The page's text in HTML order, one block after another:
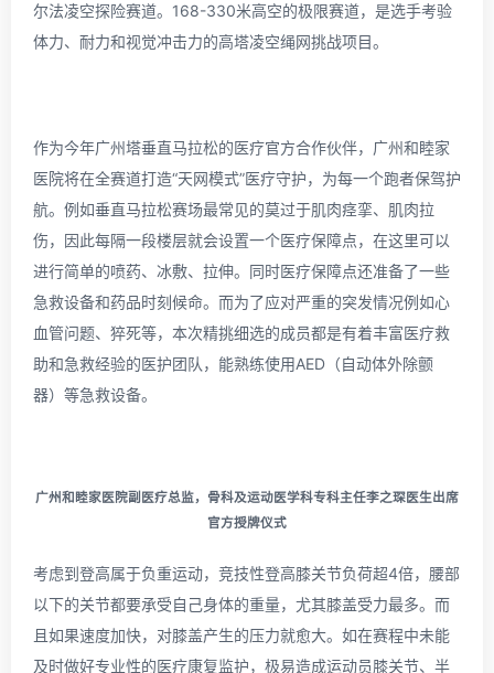
尔法凌空探险赛道。168-330米高空的极限赛道，是选手考验
体力、耐力和视觉冲击力的高塔凌空绳网挑战项目。
作为今年广州塔垂直马拉松的医疗官方合作伙伴，广州和睦家
医院将在全赛道打造“天网模式”医疗守护，为每一个跑者保驾护
航。例如垂直马拉松赛场最常见的莫过于肌肉痉挛、肌肉拉
伤，因此每隔一段楼层就会设置一个医疗保障点，在这里可以
进行简单的喷药、冰敷、拉伸。同时医疗保障点还准备了一些
急救设备和药品时刻候命。而为了应对严重的突发情况例如心
血管问题、猝死等，本次精挑细选的成员都是有着丰富医疗救
助和急救经验的医护团队，能熟练使用AED（自动体外除颤
器）等急救设备。
广州和睦家医院副医疗总监，骨科及运动医学科专科主任李之琛医生出席
官方授牌仪式
考虑到登高属于负重运动，竞技性登高膝关节负荷超4倍，腰部
以下的关节都要承受自己身体的重量，尤其膝盖受力最多。而
且如果速度加快，对膝盖产生的压力就愈大。如在赛程中未能
及时做好专业性的医疗康复监护，极易造成运动员膝关节、半